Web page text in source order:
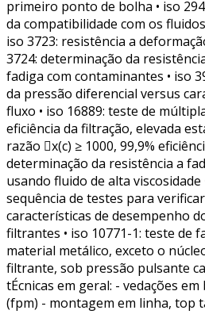
primeiro ponto de bolha • iso
da compatibilidade com os
iso 3723: resistência a
3724: determinação da
fadiga com contaminantes • iso
da pressão diferencial versus
fluxo • iso 16889: teste de
eficiência da filtração, elevada
razão x(c) ≥ 1000, 99,9%
determinação da resistência a
usando fluido de alta viscosidade
sequência de testes para
características de desempenho
filtrantes • iso 10771-1: teste de
material metálico, exceto o
filtrante, sob pressão pulsante
tÉcnicas em geral: - vedações
(fpm) - montagem em linha, top